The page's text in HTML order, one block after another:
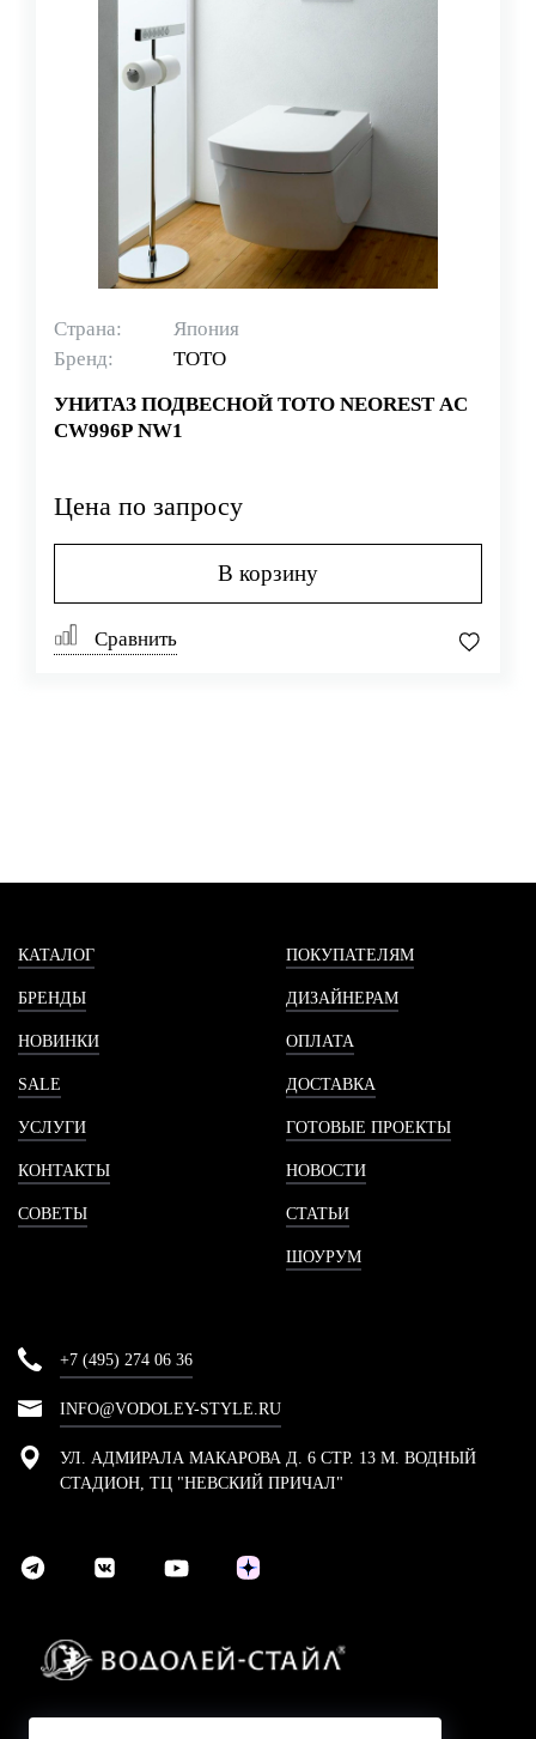
Страна:
Япония
Бренд:
TOTO
УНИТАЗ ПОДВЕСНОЙ TOTO NEOREST AC
CW996P NW1
Цена по запросу
В корзину
Сравнить
КАТАЛОГ
БРЕНДЫ
НОВИНКИ
SALE
УСЛУГИ
КОНТАКТЫ
СОВЕТЫ
ПОКУПАТЕЛЯМ
ДИЗАЙНЕРАМ
ОПЛАТА
ДОСТАВКА
ГОТОВЫЕ ПРОЕКТЫ
НОВОСТИ
СТАТЬИ
ШОУРУМ
+7 (495) 274 06 36
INFO@VODOLEY-STYLE.RU
УЛ. АДМИРАЛА МАКАРОВА Д. 6 СТР. 13 М. ВОДНЫЙ
СТАДИОН, ТЦ "НЕВСКИЙ ПРИЧАЛ"